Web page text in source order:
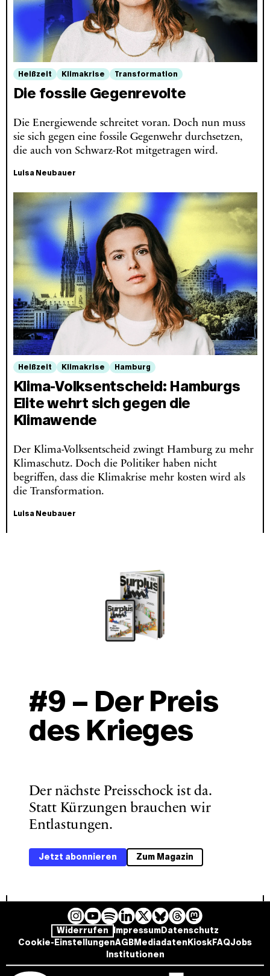
Heißzeit Klimakrise Transformation
Die fossile Gegenrevolte
Die Energiewende schreitet voran. Doch nun muss
sie sich gegen eine fossile Gegenwehr durchsetzen,
die auch von Schwarz-Rot mitgetragen wird.
Luisa Neubauer
Heißzeit Klimakrise Hamburg
Klima-Volksentscheid: Hamburgs
Elite wehrt sich gegen die
Klimawende
Der Klima-Volksentscheid zwingt Hamburg zu mehr
Klimaschutz. Doch die Politiker haben nicht
begriffen, dass die Klimakrise mehr kosten wird als
die Transformation.
Luisa Neubauer
#9 – Der Preis
des Krieges
Der nächste Preisschock ist da.
Statt Kürzungen brauchen wir
Entlastungen.
Jetzt abonnieren Zum Magazin
I
n
s
t
Y
o
u
T
S
p
o
t
L
i
n
k
B
l
u
e
T
h
r
e
M
a
s
t
Widerrufen ImpressumDatenschutz
Cookie-EinstellungenAGBMediadaten KioskFAQJobs
Institutionen